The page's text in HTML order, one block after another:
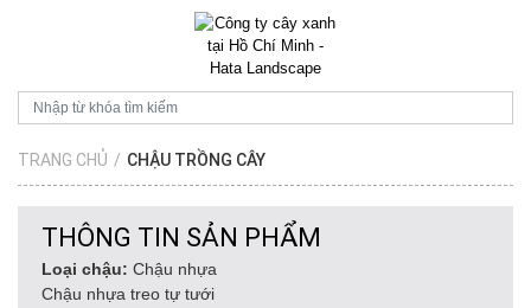
TRANG CHỦ / CHẬU TRỒNG CÂY
THÔNG TIN SẢN PHẨM
Loại chậu: Chậu nhựa
Chậu nhựa treo tự tưới